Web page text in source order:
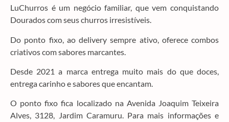
LuChurros é um negócio familiar, que vem conquistando
Dourados com seus churros irresistíveis.
Do ponto fixo, ao delivery sempre ativo, oferece combos
criativos com sabores marcantes.
Desde 2021 a marca entrega muito mais do que doces,
entrega carinho e sabores que encantam.
O ponto fixo fica localizado na Avenida Joaquim Teixeira
Alves, 3128, Jardim Caramuru. Para mais informações e